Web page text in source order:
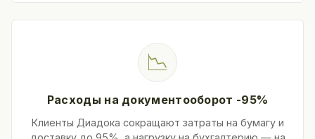
📉
Расходы на документооборот -95%
Клиенты Диадока сокращают затраты на бумагу и